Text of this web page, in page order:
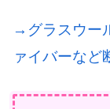
→グラスウー
ァイバーなど